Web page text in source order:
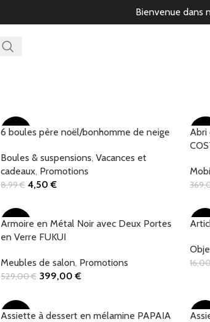
Bienvenue dans
-50%
6 boules père noël/bonhomme de neige
Boules & suspensions, Vacances et
cadeaux, Promotions
8,99€ 4,50€
-
Abri
-25%
Armoire en Métal Noir avec Deux Portes
en Verre FUKUI
Meubles de salon, Promotions
529,00€ 399,00€
-
-50%
Assiette à dessert en mélamine PAPAIA -